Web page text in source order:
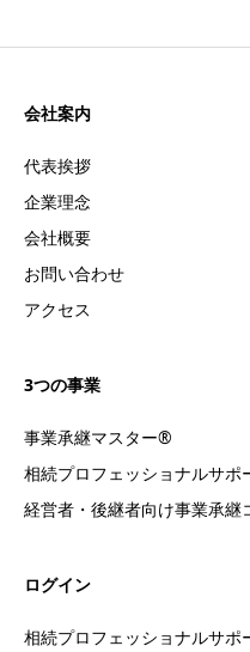
会社案内
代表挨拶
企業理念
会社概要
お問い合わせ
アクセス
3つの事業
事業承継マスター®
相続プロフェッショナルサポ
経営者・後継者向け事業承継
ログイン
相続プロフェッショナルサポ